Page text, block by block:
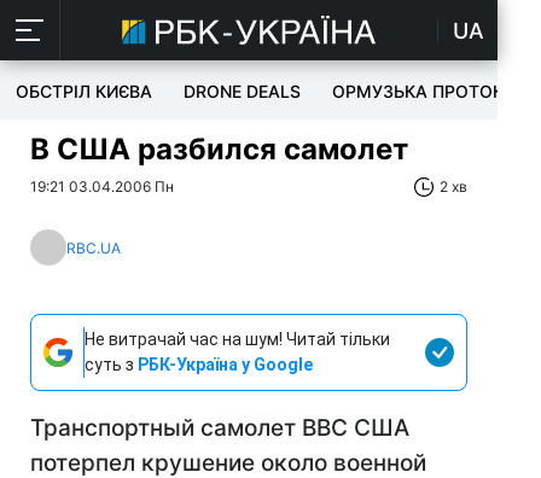
UA
ОБСТРІЛ КИЄВА DRONE DEALS ОРМУЗЬКА ПРОТОКА
В США разбился самолет
19:21 03.04.2006 Пн 2 хв
RBC.UA
Не витрачай час на шум! Читай тільки
суть з РБК-Україна у Google
Транспортный самолет ВВС США
потерпел крушение около военной